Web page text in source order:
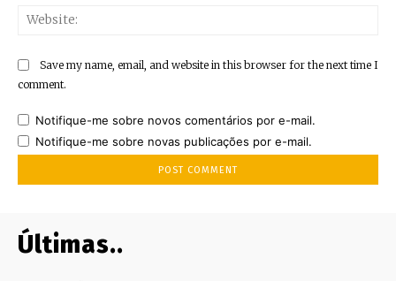
Save my name, email, and website in this browser for the next time I
comment.
Notifique-me sobre novos comentários por e-mail.
Notifique-me sobre novas publicações por e-mail.
Últimas..